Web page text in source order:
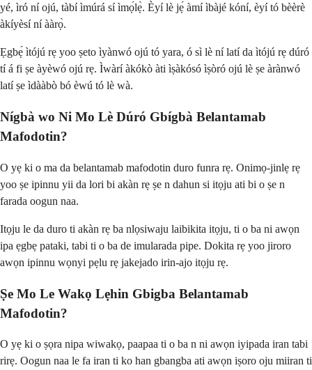
yé, ìró ní ojú, tàbí ìmúrá sí ìmọ́lẹ̀. Èyí lè jẹ́ àmí ìbàjé kóní, èyí tó bèèrè
àkíyèsí ní ààrọ̀.
Ẹgbẹ́ ìtójú rẹ yoo ṣeto ìyànwó ojú tó yara, ó sì lè ní latí da ìtójú rẹ dúró
tí á fi ṣe àyèwó ojú rẹ. Ìwàrí àkókò àti ìṣàkósó ìṣòró ojú lè ṣe àrànwó
latí ṣe ìdààbò bó èwú tó lè wà.
Nígbà wo Ni Mo Lè Dúró Gbígbà Belantamab
Mafodotin?
O yẹ ki o ma da belantamab mafodotin duro funra rẹ. Onimọ-jinlẹ rẹ
yoo ṣe ipinnu yii da lori bi akàn rẹ ṣe n dahun si itọju ati bi o ṣe n
farada oogun naa.
Itọju le da duro ti akàn rẹ ba nlọsiwaju laibikita itọju, ti o ba ni awọn
ipa ẹgbẹ pataki, tabi ti o ba de imularada pipe. Dokita rẹ yoo jiroro
awọn ipinnu wọnyi pẹlu rẹ jakejado irin-ajo itọju rẹ.
Ṣe Mo Le Wakọ Lẹhin Gbigba Belantamab
Mafodotin?
O yẹ ki o ṣọra nipa wiwakọ, paapaa ti o ba n ni awọn iyipada iran tabi
rirẹ. Oogun naa le fa iran ti ko han gbangba ati awọn iṣoro oju miiran ti